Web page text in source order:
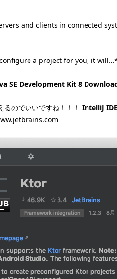
and clients in connected
a project for you, it
SE Development Kit 8
のでいいですね！！！ IntelliJ